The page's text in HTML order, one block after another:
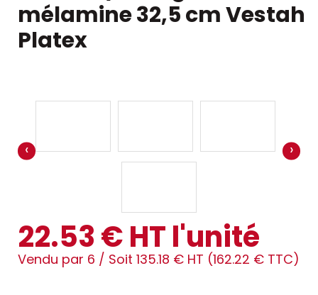
mélamine 32,5 cm Vestah
Platex
‹ ›
22.53 € HT l'unité
Vendu par 6 / Soit 135.18 € HT (162.22 € TTC)